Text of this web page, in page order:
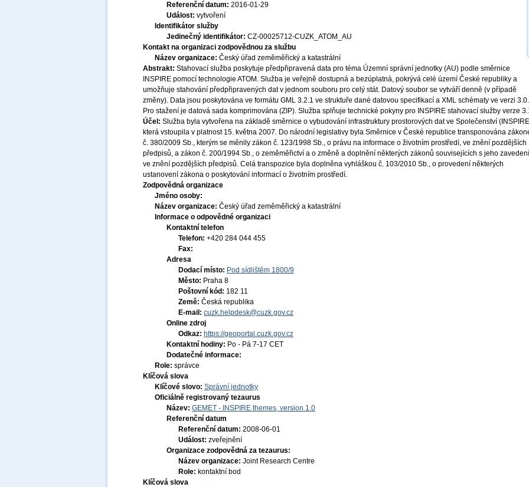
Referenční datum: 2016-01-29
Událost: vytvoření
Identifikátor služby
Jedinečný identifikátor: CZ-00025712-CUZK_ATOM_AU
Kontakt na organizaci zodpovědnou za službu
Název organizace: Český úřad zeměměřický a katastrální
Abstrakt: Stahovací služba poskytuje předpřipravená data pro téma Územní správní jednotky (AU) podle směrnice
INSPIRE pomocí technologie ATOM. Služba je veřejně dostupná a bezúplatná, pokrývá celé území České republiky a
umožňuje stahování předpřipravených dat v jednom souboru pro celý stát. Datový soubor se vytváří denně (v případě
změny). Data jsou poskytována ve formátu GML 3.2.1 ve struktuře dané datovou specifikací a XML schématy ve verzi 3.0.
Pro stažení je datová sada komprimována (ZIP). Služba splňuje technické pokyny pro INSPIRE stahovací služby verze
Účel: Služba byla vytvořena na základě směrnice o vybudování infrastruktury prostorových dat ve Společenství
která vstoupila v platnost 15. května 2007. Do národní legislativy byla Směrnice v České republice transponována
č. 380/2009 Sb., kterým se měnily zákon č. 123/1998 Sb., o právu na informace o životním prostředí, ve znění pozdějších
předpisů, a zákon č. 200/1994 Sb., o zeměměřictví a o změně a doplnění některých zákonů souvisejících s jeho
ve znění pozdějších předpisů. Celá transpozice byla doplněna vyhláškou č. 103/2010 Sb., o provedení některých
ustanovení zákona o poskytování informací o životním prostředí.
Zodpovědná organizace
Jméno osoby:
Název organizace: Český úřad zeměměřický a katastrální
Informace o odpovědné organizaci
Kontaktní telefon
Telefon: +420 284 044 455
Fax:
Adresa
Dodací místo: Pod sídlištěm 1800/9
Město: Praha 8
Poštovní kód: 182 11
Země: Česká republika
E-mail: cuzk.helpdesk@cuzk.gov.cz
Online zdroj
Odkaz: https://geoportal.cuzk.gov.cz
Kontaktní hodiny: Po - Pá 7-17 CET
Dodatečné informace:
Role: správce
Klíčová slova
Klíčové slovo: Správní jednotky
Oficiálně registrovaný tezaurus
Název: GEMET - INSPIRE themes, version 1.0
Referenční datum
Referenční datum: 2008-06-01
Událost: zveřejnění
Organizace zodpovědná za tezaurus:
Název organizace: Joint Research Centre
Role: kontaktní bod
Klíčová slova